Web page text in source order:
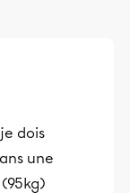
dois
une